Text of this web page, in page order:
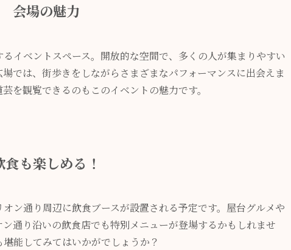
会場の魅力
イベントスペース。開放的な空間で、多くの人が集まりやすい
では、街歩きをしながらさまざまなパフォーマンスに出会えま
を観覧できるのもこのイベントの魅力です。
食も楽しめる！
ン通り周辺に飲食ブースが設置される予定です。屋台グルメや
通り沿いの飲食店でも特別メニューが登場するかもしれませ
能してみてはいかがでしょうか？